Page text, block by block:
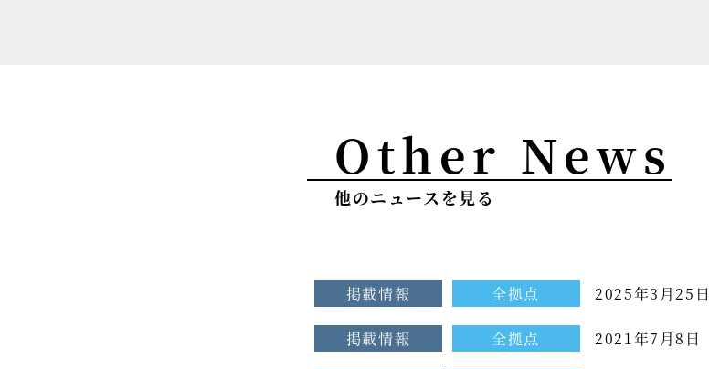
Other News
他のニュースを見る
掲載情報 全拠点 2025年3月25日
掲載情報 全拠点 2021年7月8日